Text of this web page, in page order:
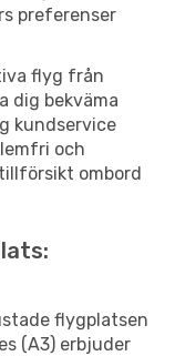
preferenser
flyg från
dig bekväma
kundservice
och
ombord
flygplatsen
(A3) erbjuder